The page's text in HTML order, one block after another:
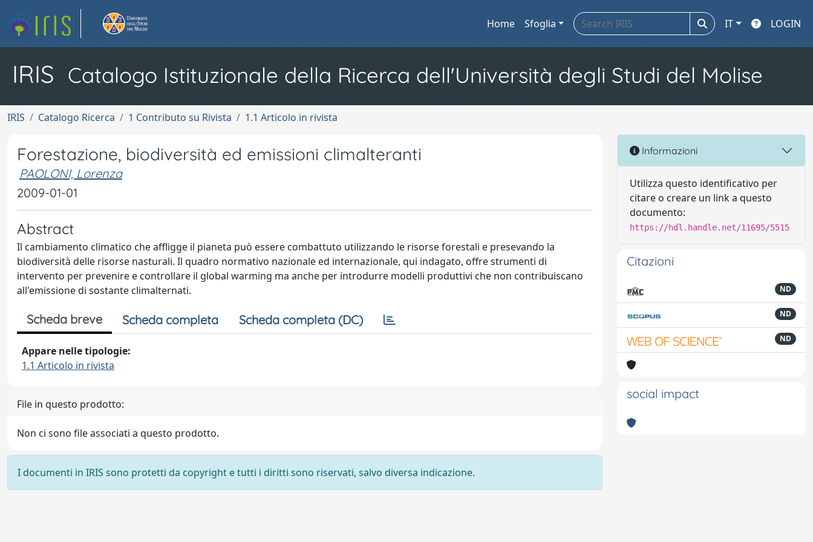
Home Sfoglia IT LOGIN
IRIS Catalogo Istituzionale della Ricerca dell'Università degli Studi del Molise
IRIS Catalogo Ricerca 1 Contributo su Rivista 1.1 Articolo in rivista
Forestazione, biodiversità ed emissioni climalteranti
PAOLONI, Lorenza
2009-01-01
Abstract
Il cambiamento climatico che affligge il pianeta può essere combattuto utilizzando le risorse forestali e presevando la
biodiversità delle risorse nasturali. Il quadro normativo nazionale ed internazionale, qui indagato, offre strumenti di
intervento per prevenire e controllare il global warming ma anche per introdurre modelli produttivi che non contribuiscano
all'emissione di sostante climalternati.
Scheda breve Scheda completa Scheda completa (DC)
Appare nelle tipologie:
1.1 Articolo in rivista
File in questo prodotto:
Non ci sono file associati a questo prodotto.
I documenti in IRIS sono protetti da copyright e tutti i diritti sono riservati, salvo diversa indicazione.
Informazioni
Utilizza questo identificativo per
citare o creare un link a questo
documento:
https://hdl.handle.net/11695/5515
Citazioni
ND
ND
ND
social impact